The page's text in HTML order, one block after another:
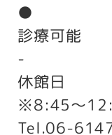
●
診療可能
-
休館日
※8:45～
Tel.06-